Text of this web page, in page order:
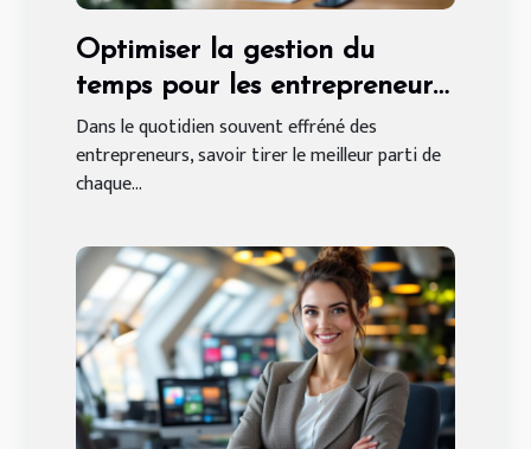
Optimiser la gestion du
temps pour les entrepreneurs
: méthodes et avantages
Dans le quotidien souvent effréné des
entrepreneurs, savoir tirer le meilleur parti de
chaque...